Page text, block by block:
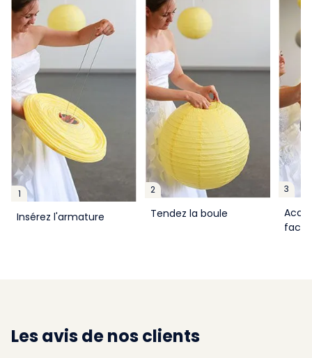
1
Insérez l'armature
2
Tendez la boule
3
Les avis de nos clients